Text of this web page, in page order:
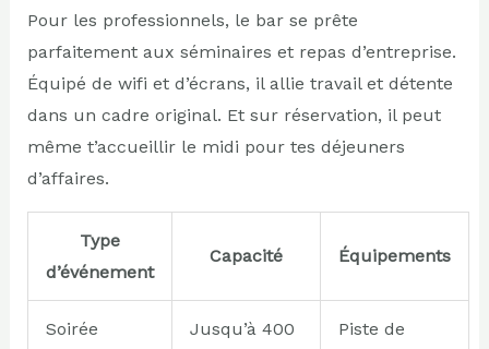
Pour les professionnels, le bar se prête
parfaitement aux séminaires et repas d’entreprise.
Équipé de wifi et d’écrans, il allie travail et détente
dans un cadre original. Et sur réservation, il peut
même t’accueillir le midi pour tes déjeuners
d’affaires.
Type
d’événement
Capacité Équipements
Soirée
Jusqu’à 400
Piste de